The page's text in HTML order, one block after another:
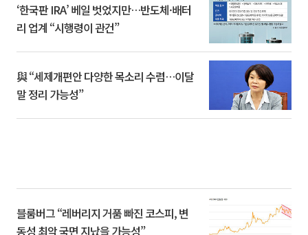
‘한국판 IRA’ 베일 벗었지만…반도체·배터
리 업계 “시행령이 관건”
與 “세제개편안 다양한 목소리 수렴…이달
말 정리 가능성”
블룸버그 “레버리지 거품 빠진 코스피, 변
동성 최악 국면 지났을 가능성”